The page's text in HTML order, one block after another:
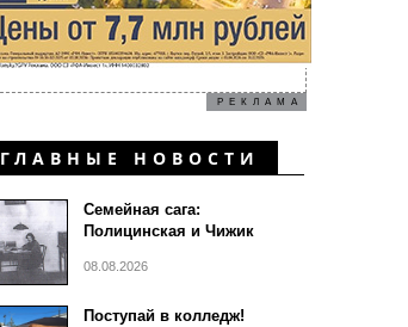
РЕКЛАМА
ГЛАВНЫЕ НОВОСТИ
Семейная сага:
Полицинская и Чижик
08.08.2026
Поступай в колледж!